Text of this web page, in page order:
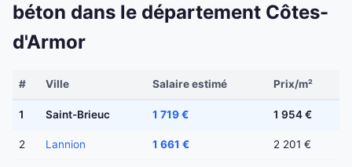
béton dans le département Côtes-
d'Armor
# Ville Salaire estimé Prix/m²
1 Saint-Brieuc 1 719 € 1 954 €
2 Lannion 1 661 € 2 201 €